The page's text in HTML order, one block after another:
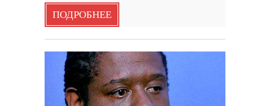
ПОДРОБНЕЕ